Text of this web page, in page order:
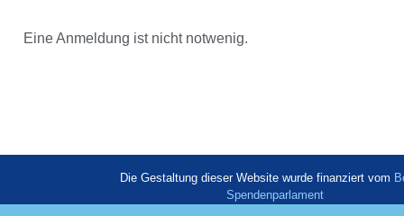
Eine Anmeldung ist nicht notwenig.
Die Gestaltung dieser Website wurde finanziert vom
Spendenparlament